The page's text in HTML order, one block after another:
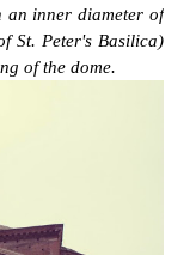
an inner diameter of
St. Peter's Basilica)
of the dome.